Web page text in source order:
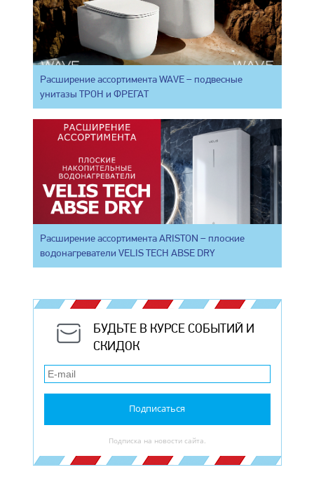
Расширение ассортимента WAVE – подвесные
унитазы ТРОН и ФРЕГАТ
Расширение ассортимента ARISTON – плоские
водонагреватели VELIS TECH ABSE DRY
БУДЬТЕ В КУРСЕ СОБЫТИЙ И
СКИДОК
Подписаться
Подписка на новости сайта.